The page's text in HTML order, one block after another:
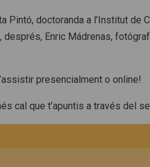
Pintó, doctoranda a l’Institut
després, Enric Mádrenas,
presencialment o online!
cal que t’apuntis a través del